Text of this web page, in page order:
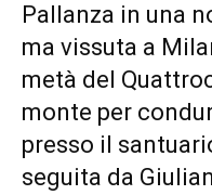
Pallanza in una
ma vissuta a
metà del
monte per
presso il
seguita da